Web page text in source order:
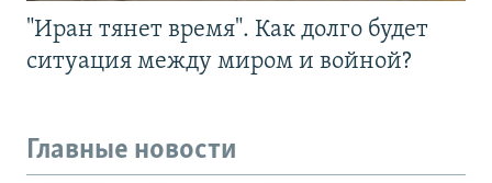
"Иран тянет время". Как долго будет
ситуация между миром и войной?
Главные новости